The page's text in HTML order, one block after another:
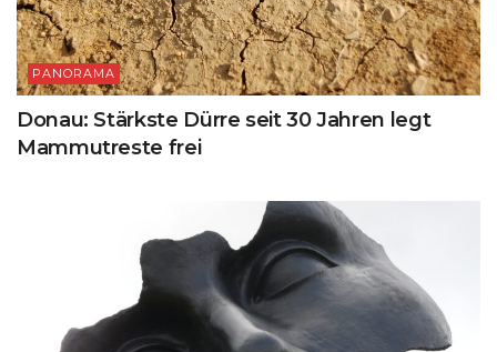
PANORAMA
Donau: Stärkste Dürre seit 30 Jahren legt
Mammutreste frei